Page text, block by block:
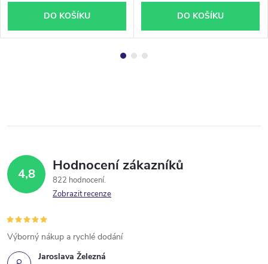
DO KOŠÍKU DO KOŠÍKU
4,8 Hodnocení zákazníků
822 hodnocení
Zobrazit recenze
Jaroslava Železná
Výborný nákup a rychlé dodání